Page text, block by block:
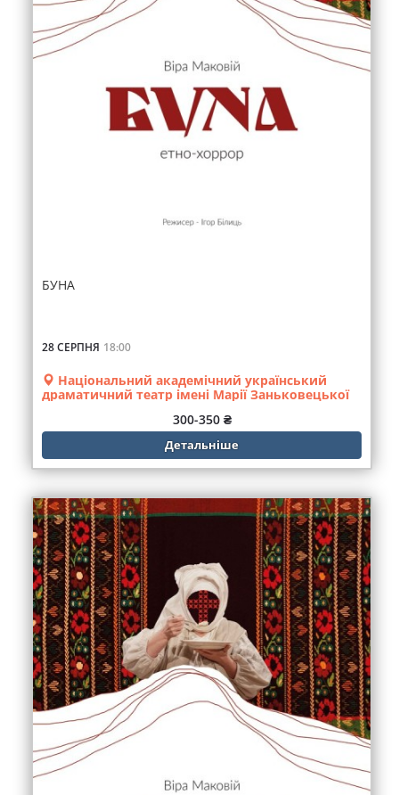
БУНА
28 СЕРПНЯ 18:00
Національний академічний український
драматичний театр імені Марії Заньковецької
300-350 ₴
Детальніше